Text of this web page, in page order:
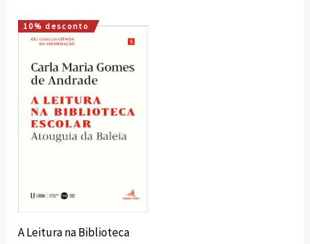
10% desconto
A Leitura na Biblioteca
O
preço
era:
18,00 €.
O
é:
16,20 €.